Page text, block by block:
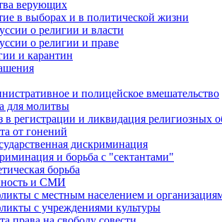
верующих
в выборах и в политической жизни
о религии и власти
о религии и праве
и карантин
и полицейское вмешательство
для молитвы
в регистрации и ликвидация религиозных
от гонений
дискриминация
и борьба с "сектантами"
борьба
и СМИ
с местным населением и
с учреждениями культуры